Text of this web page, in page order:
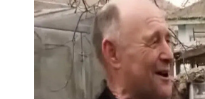
Ракетний удар
Сучасні
«Стрільба